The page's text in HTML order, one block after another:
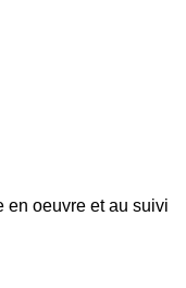
en oeuvre et au suivi